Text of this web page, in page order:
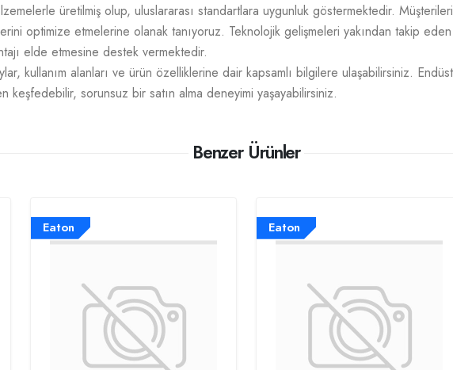
üretilmiş olup, uluslararası standartlara uygunluk göstermektedir.
optimize etmelerine olanak tanıyoruz. Teknolojik gelişmeleri yakından takip
elde etmesine destek vermektedir.
kullanım alanları ve ürün özelliklerine dair kapsamlı bilgilere ulaşabilirsiniz.
keşfedebilir, sorunsuz bir satın alma deneyimi yaşayabilirsiniz.
Benzer Ürünler
Eaton Eaton